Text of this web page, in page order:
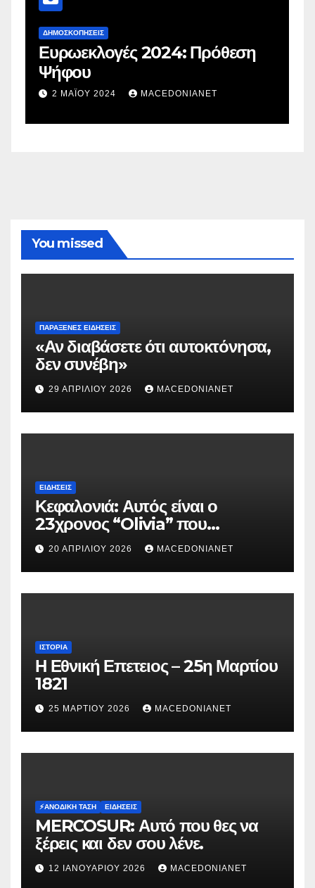
ΔΗΜΟΣΚΟΠΉΣΕΙΣ
Ευρωεκλογές 2024: Πρόθεση
Ψήφου
2 ΜΑΪ́ΟΥ 2024 MACEDONIANET
You missed
ΠΑΡΆΞΕΝΕΣ ΕΙΔΉΣΕΙΣ
«Αν διαβάσετε ότι αυτοκτόνησα,
δεν συνέβη»
29 ΑΠΡΙΛΊΟΥ 2026 MACEDONIANET
ΕΙΔΉΣΕΙΣ
Κεφαλονιά: Αυτός είναι ο
23χρονος “Olivia” που
κατηγορείται για τον θάνατο της
Μυρτούς
20 ΑΠΡΙΛΊΟΥ 2026 MACEDONIANET
ΙΣΤΟΡΊΑ
Η Εθνική Επετειος – 25η Μαρτίου
1821
25 ΜΑΡΤΊΟΥ 2026 MACEDONIANET
⚡️ΑΝΟΔΙΚΉ ΤΆΣΗ ΕΙΔΉΣΕΙΣ
MERCOSUR: Αυτό που θες να
ξέρεις και δεν σου λένε.
12 ΙΑΝΟΥΑΡΊΟΥ 2026 MACEDONIANET